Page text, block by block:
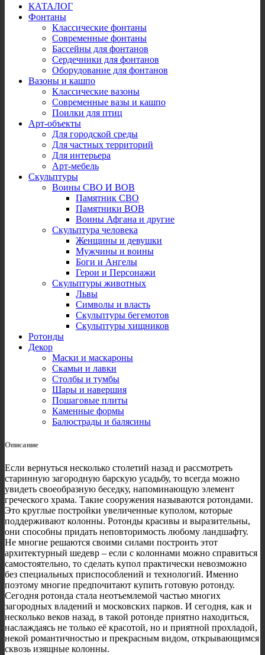
КАТАЛОГ
Фонтаны
Классические фонтаны
Современные фонтаны
Бассейны для фонтанов
Сердечники для фонтанов
Оборудование для фонтанов
Вазоны и кашпо
Классические вазоны
Современные вазы и кашпо
Поилки для птиц
Арт-объекты
Для городской среды
Для частных территорий
Для интерьера
Арт-мебель
Скульптуры
Воины СВО И ВОВ
Памятник СВО
Памятники ВОВ
Воины Афгана и другие
Скульптура человека
Женщины и девушки
Мужчины и воины
Боги и Ангелы
Герои и Персонажи
Скульптуры животных
Львы
Символы и власть
Скульптуры бегемотов
Скульптуры хищников
Ротонды
Декор
Маски и маскароны
Скамьи и лавки
Столбы и тумбы
Шары и навершия
Пошаговые плиты
Каменные формы
Балюстрады и балясины
Описание
Если вернуться несколько столетий назад и рассмотреть
старинную загородную барскую усадьбу, то всегда можно
увидеть своеобразную беседку, напоминающую элемент
греческого храма. Такие сооружения называются ротондами.
Это круглые постройки увеличенные куполом, которые
поддерживают колонны. Ротонды красивы и выразительны,
они способны придать неповторимость любому ландшафту.
Не многие решаются своими силами построить этот
архитектурный шедевр – если с колоннами можно справиться
самостоятельно, то сделать купол практически невозможно
без специальных приспособлений и технологий. Именно
поэтому многие предпочитают купить готовую ротонду.
Сегодня ротонда стала неотъемлемой частью многих
загородных владений и московских парков. И сегодня, как и
несколько веков назад, в такой ротонде приятно находиться,
наслаждаясь не только её красотой, но и приятной прохладой,
некой романтичностью и прекрасным видом, открывающимся
сквозь изящные колонны.